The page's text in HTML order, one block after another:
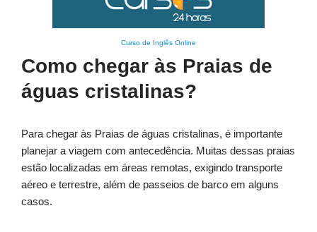
Curso de Inglês Online
Como chegar às Praias de
águas cristalinas?
Para chegar às Praias de águas cristalinas, é importante
planejar a viagem com antecedência. Muitas dessas praias
estão localizadas em áreas remotas, exigindo transporte
aéreo e terrestre, além de passeios de barco em alguns
casos.